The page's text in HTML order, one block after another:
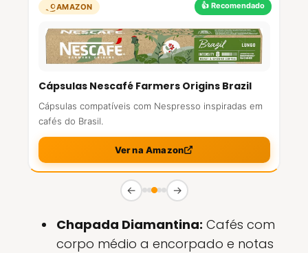
👍 Recomendado
AMAZON
Cápsulas Nescafé Farmers Origins Brazil
Cápsulas compatíveis com Nespresso inspiradas em
cafés do Brasil.
Ver na Amazon
← →
Chapada Diamantina: Cafés com
corpo médio a encorpado e notas